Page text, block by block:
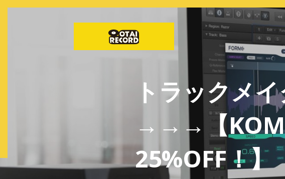
トラックメ
→→→【
25%OFF！】